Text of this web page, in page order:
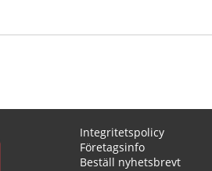
Integritetspolicy
Företagsinfo
Beställ nyhetsbrevt